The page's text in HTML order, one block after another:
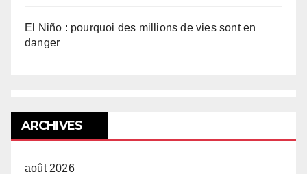
El Niño : pourquoi des millions de vies sont en
danger
ARCHIVES
août 2026